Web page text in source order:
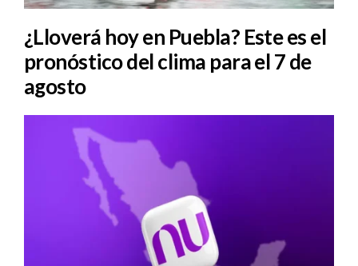
¿Lloverá hoy en Puebla? Este es el
pronóstico del clima para el 7 de
agosto